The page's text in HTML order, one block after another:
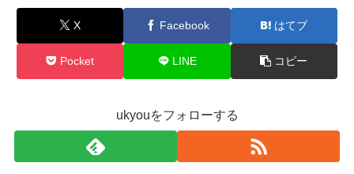
X Facebook はてブ
Pocket LINE コピー
ukyouをフォローする